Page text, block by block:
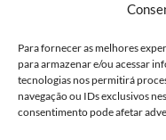
Para fornecer as melhores
para armazenar e/ou acessar
tecnologias nos permitirá
navegação ou IDs exclusivos
consentimento pode afetar